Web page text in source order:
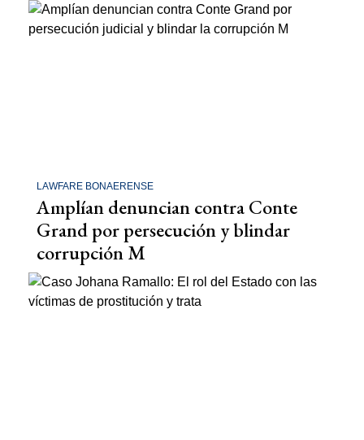
LAWFARE BONAERENSE
Amplían denuncian contra Conte
Grand por persecución y blindar
corrupción M